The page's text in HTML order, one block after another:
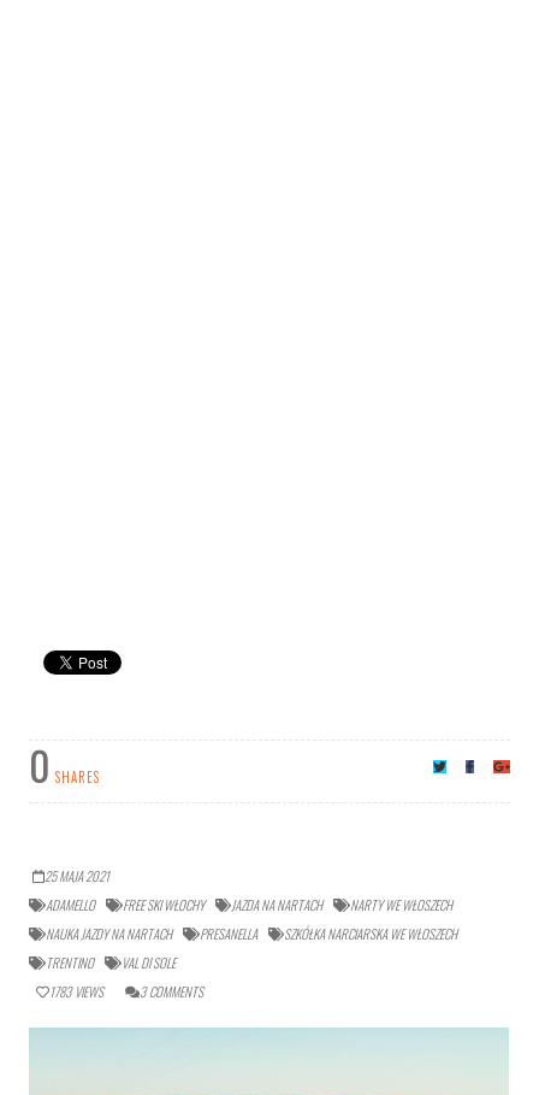
0 SHARES
25 MAJA 2021
ADAMELLO
FREE SKI WŁOCHY JAZDA NA NARTACH
NARTY WE WŁOSZECH
NAUKA JAZDY NA NARTACH
PRESANELLA
SZKÓŁKA NARCIARSKA WE WŁOSZECH
TRENTINO
VAL DI SOLE
1783 VIEWS 3 COMMENTS